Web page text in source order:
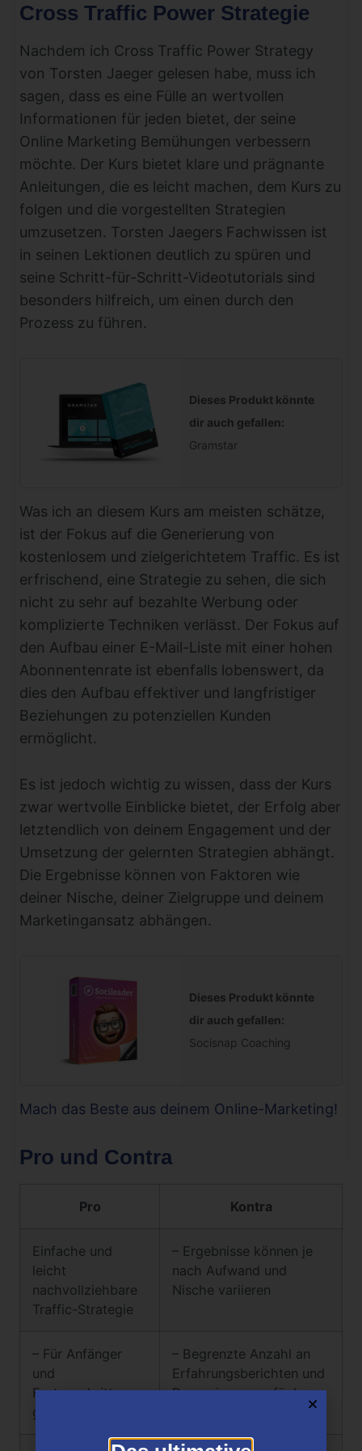
Cross Traffic Power Strategie
Nachdem ich Cross Traffic Power Strategy
von Torsten Jaeger gelesen habe, muss ich
sagen, dass es eine Fülle an wertvollen
Informationen für jeden bietet, der seine
Online Marketing Bemühungen verbessern
möchte. Der Kurs bietet klare und prägnante
Anleitungen, die es leicht machen, dem Kurs zu
folgen und die vorgestellten Strategien
umzusetzen. Torsten Jaegers Fachwissen ist
in seinen Lektionen deutlich zu spüren und
seine Schritt-für-Schritt-Videotutorials sind
besonders hilfreich, um einen durch den
Prozess zu führen.
Dieses Produkt könnte
dir auch gefallen:
Gramstar
Was ich an diesem Kurs am meisten schätze,
ist der Fokus auf die Generierung von
kostenlosem und zielgerichtetem Traffic. Es ist
erfrischend, eine Strategie zu sehen, die sich
nicht zu sehr auf bezahlte Werbung oder
komplizierte Techniken verlässt. Der Fokus auf
den Aufbau einer E-Mail-Liste mit einer hohen
Abonnentenrate ist ebenfalls lobenswert, da
dies den Aufbau effektiver und langfristiger
Beziehungen zu potenziellen Kunden
ermöglicht.
Es ist jedoch wichtig zu wissen, dass der Kurs
zwar wertvolle Einblicke bietet, der Erfolg aber
letztendlich von deinem Engagement und der
Umsetzung der gelernten Strategien abhängt.
Die Ergebnisse können von Faktoren wie
deiner Nische, deiner Zielgruppe und deinem
Marketingansatz abhängen.
Dieses Produkt könnte
dir auch gefallen:
Socisnap Coaching
Mach das Beste aus deinem Online-Marketing!
Pro und Contra
Pro Kontra
Einfache und
leicht
nachvollziehbare
Traffic-Strategie
– Ergebnisse können je
nach Aufwand und
Nische variieren
– Für Anfänger
und
Fortgeschrittene
geeignet
– Begrenzte Anzahl an
Erfahrungsberichten und
Rezensionen verfügbar